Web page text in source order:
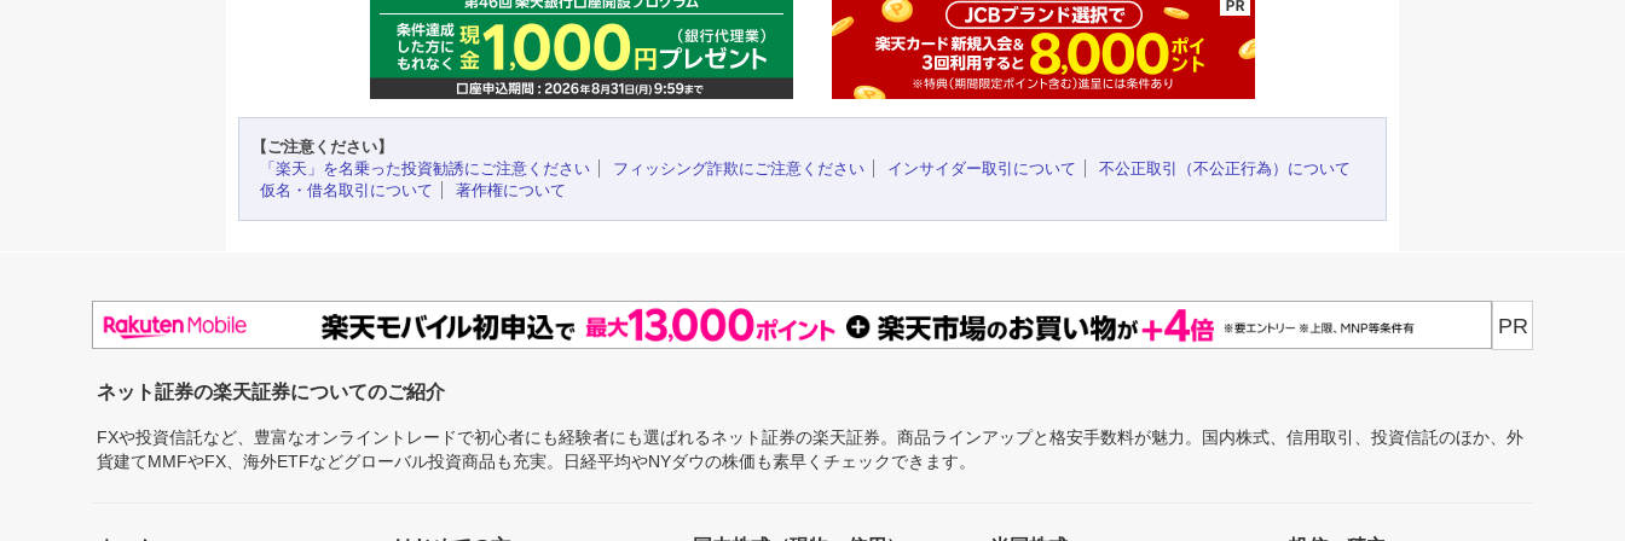
【ご注意ください】
「楽天」を名乗った投資勧誘にご注意ください
フィッシング詐欺にご注意ください インサイダー取引について
不公正取引（不公正行為）について
仮名・借名取引について
著作権について
PR
ネット証券の楽天証券についてのご紹介
FXや投資信託など、豊富なオンライントレードで初心者にも経験者にも選ばれるネット証券の楽天証券。商品ラインアップと格安手数料が魅力。国内株式、信用取引、投資信託のほか、外
貨建てMMFやFX、海外ETFなどグローバル投資商品も充実。日経平均やNYダウの株価も素早くチェックできます。